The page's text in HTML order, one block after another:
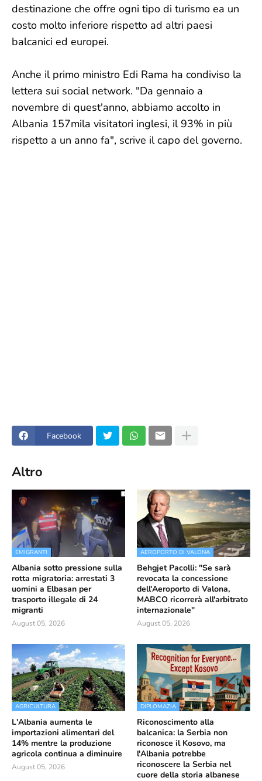
destinazione che offre ogni tipo di turismo ea un
costo molto inferiore rispetto ad altri paesi
balcanici ed europei.
Anche il primo ministro Edi Rama ha condiviso la
lettera sui social network. "Da gennaio a
novembre di quest'anno, abbiamo accolto in
Albania 157mila visitatori inglesi, il 93% in più
rispetto a un anno fa", scrive il capo del governo.
Facebook
Altro
EMIGRANTI
Albania sotto pressione sulla
rotta migratoria: arrestati 3
uomini a Elbasan per
trasporto illegale di 24
migranti
August 05, 2026
AEROPORTO DI VALONA
Behgjet Pacolli: "Se sarà
revocata la concessione
dell'Aeroporto di Valona,
MABCO ricorrerà all'arbitrato
internazionale"
August 05, 2026
AGRICULTURA
L'Albania aumenta le
importazioni alimentari del
14% mentre la produzione
agricola continua a diminuire
August 05, 2026
DIPLOMAZIA
Riconoscimento alla
balcanica: la Serbia non
riconosce il Kosovo, ma
l'Albania potrebbe
riconoscere la Serbia nel
cuore della storia albanese